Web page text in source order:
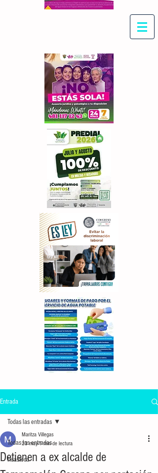
Entrada
Todas las entradas
Huasteca
Todas las entradas
Detienen a ex alcalde de
Maritza Villegas
23 may1 min de lectura